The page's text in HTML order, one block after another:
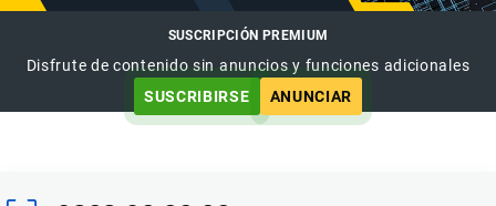
SUSCRIPCIÓN PREMIUM
Disfrute de contenido sin anuncios y funciones adicionales
SUSCRIBIRSE
ANUNCIAR